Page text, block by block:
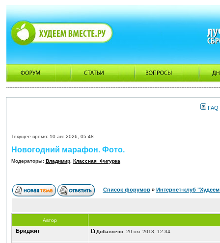
FAQ
Текущее время: 10 авг 2026, 05:48
Новогодний марафон. Фото.
Модераторы: Владимир, Классная_Фигурка
Список форумов» Интернет-клуб
Автор
Бриджит Добавлено:20 окт 2013, 12:34